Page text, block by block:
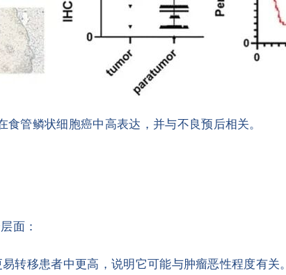
食管鳞状细胞癌中高表达，并与不良预后相关。
面：
转移患者中更高，说明它可能与肿瘤恶性程度有关。